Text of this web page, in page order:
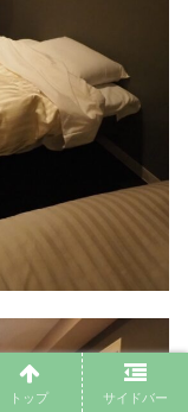
トップ サイドバー